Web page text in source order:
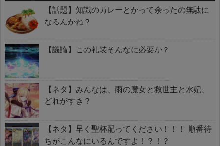
【話題】知識のカレーとかって余ったの無駄に
なるんかね？
【議論】この礼装そんなに必要か？
【ネタ】みんなは、雨の魔女と救世主と水妃、
どれがすき？
【ネタ】早く聖杯配ってください！！！ 順番待
ちがこんなにいるんですよ！？！？